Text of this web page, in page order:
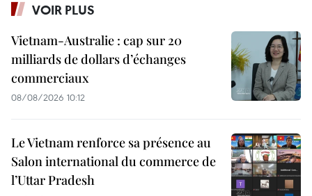
VOIR PLUS
Vietnam-Australie : cap sur 20
milliards de dollars d’échanges
commerciaux
08/08/2026 10:12
Le Vietnam renforce sa présence au
Salon international du commerce de
l’Uttar Pradesh